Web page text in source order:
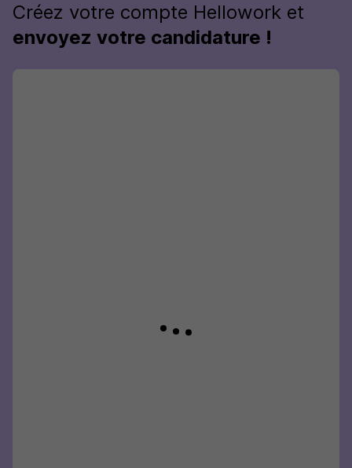
Créez votre compte Hellowork et
envoyez votre candidature !